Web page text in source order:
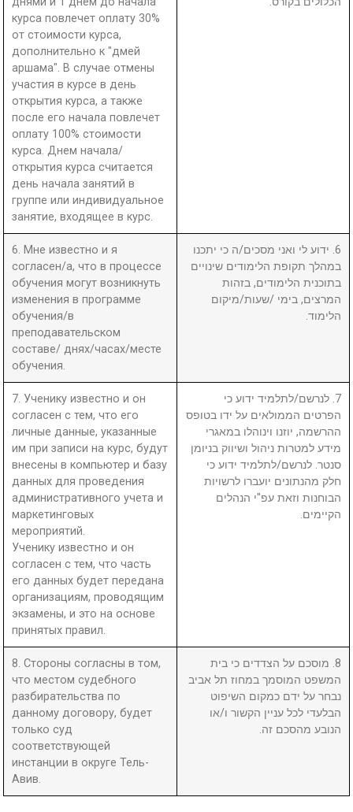
курса повлечет оплату 30%
от стоимости курса,
дополнительно к "дмей
аршама". В случае отмены
участия в курсе в день
открытия курса, а также
после его начала повлечет
оплату 100% стоимости
курса. Днем начала/
открытия курса считается
день начала занятий в
группе или индивидуальное
занятие, входящее в курс.
6. Мне известно и я
согласен/а, что в процессе
обучения могут возникнуть
изменения в программе
обучения/в
преподавательском
составе/ днях/часах/месте
обучения.
6. ידוע לי ואני מסכים/ה כי יתכנו
במהלך תקופת הלימודים שינויים
בתוכנית הלימודים, בזהות
המרצים, בימי /שעות/מיקום
הלימוד.
7. Ученику известно и он
согласен с тем, что его
личные данные, указанные
им при записи на курс, будут
внесены в компьютер и базу
данных для проведения
административного учета и
маркетинговых
мероприятий.
Ученику известно и он
согласен с тем, что часть
его данных будет передана
организациям, проводящим
экзамены, и это на основе
принятых правил.
7. לנרשם/לתלמיד ידוע כי
הפרטים הממולאים על ידו בטופס
ההרשמה, יוזנו וינוהלו במאגרי
מידע למטרות ניהול ושיווק בניומן
סנטר. לנרשם/לתלמיד ידוע כי
חלק מהנתונים יועברו לרשויות
הבוחנות וזאת עפ"י הנהלים
הקיימים.
8. Стороны согласны в том,
что местом судебного
разбирательства по
данному договору, будет
только суд
соответствующей
инстанции в округе Тель-
Авив.
8. מוסכם על הצדדים כי בית
המשפט המוסמך במחוז תל אביב
נבחר על ידם כמקום השיפוט
הבלעדי לכל עניין הקשור ו/או
הנובע מהסכם זה.